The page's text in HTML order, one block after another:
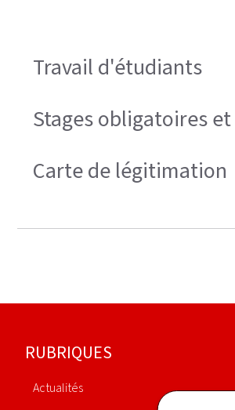
Travail d'étudiants
Stages obligatoires
Carte de légitimation
Pied
de
RUBRIQUES
Actualités